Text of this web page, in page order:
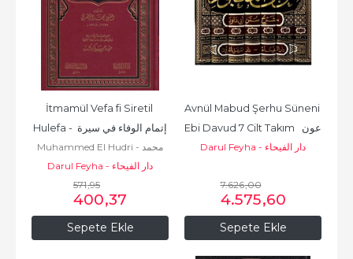
Sepete Ekle
İtmamül Vefa fi Siretil
Hulefa - إتمام الوفاء في سيرة
الخلفاء
Muhammed El Hudri - محمد
بن مصطفى بن حسن
Darul Feyha - دار الفيحاء
571,95
400,37
Sepete Ekle
Avnül Mabud Şerhu Süneni
Ebi Davud 7 Cilt Takım  عون
المعبود شرح سنن أبي...
Darul Feyha - دار الفيحاء
7.626,00
4.575,60